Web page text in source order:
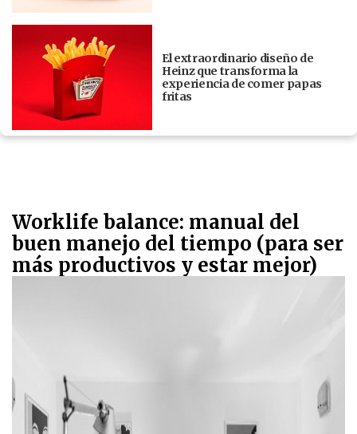
El extraordinario diseño de
Heinz que transforma la
experiencia de comer papas
fritas
Worklife balance: manual del
buen manejo del tiempo (para ser
más productivos y estar mejor)